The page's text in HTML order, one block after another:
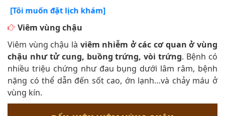
[Tôi muốn đặt lịch khám]
Viêm vùng chậu
Viêm vùng chậu là viêm nhiễm ở các cơ quan ở vùng
chậu như tử cung, buồng trứng, vòi trứng. Bệnh có
nhiều triệu chứng như đau bụng dưới lâm râm, bệnh
nặng có thể dẫn đến sốt cao, ớn lạnh…và chảy máu ở
vùng kín.